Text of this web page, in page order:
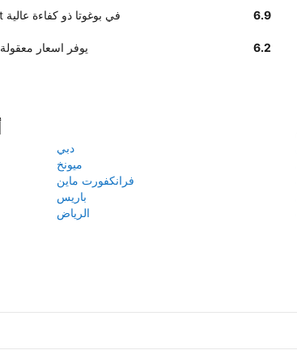
أخبرنا زبائننا أن موظفي Budget في بوغوتا ذو كفاءة عالية 6.9
وفق تقديرات العملاء , Budget يوفر اسعار معقولة 6.2
دبي
ميونخ
فرانكفورت ماين
باريس
الرياض